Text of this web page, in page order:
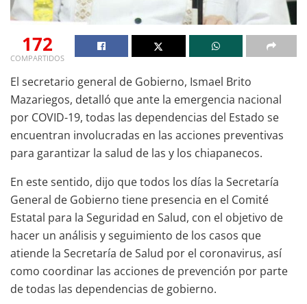
172
COMPARTIDOS
El secretario general de Gobierno, Ismael Brito
Mazariegos, detalló que ante la emergencia nacional
por COVID-19, todas las dependencias del Estado se
encuentran involucradas en las acciones preventivas
para garantizar la salud de las y los chiapanecos.
En este sentido, dijo que todos los días la Secretaría
General de Gobierno tiene presencia en el Comité
Estatal para la Seguridad en Salud, con el objetivo de
hacer un análisis y seguimiento de los casos que
atiende la Secretaría de Salud por el coronavirus, así
como coordinar las acciones de prevención por parte
de todas las dependencias de gobierno.